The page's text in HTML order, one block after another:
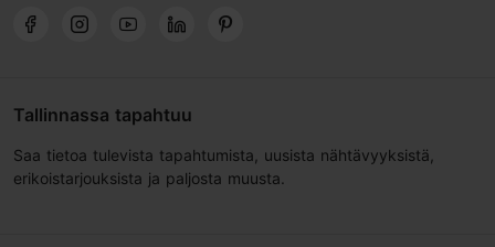
Tallinnassa tapahtuu
Saa tietoa tulevista tapahtumista, uusista nähtävyyksistä,
erikoistarjouksista ja paljosta muusta.